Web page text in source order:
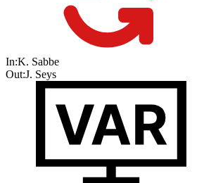
In:K. Sabbe
Out:J. Seys